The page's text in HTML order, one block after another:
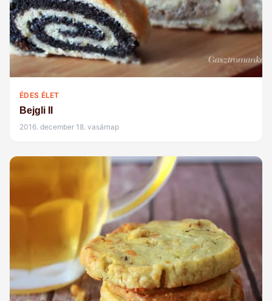
ÉDES ÉLET
Bejgli II
2016. december 18. vasárnap